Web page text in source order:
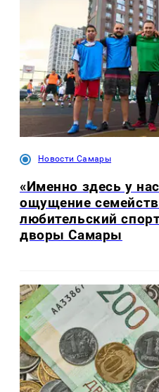
Новости Самары
«Именно здесь у
ощущение
любительский
дворы Самары